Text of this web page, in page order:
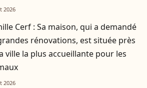
2026
Cerf : Sa maison, qui a demandé
rénovations, est située près
ville la plus accueillante pour les
2026